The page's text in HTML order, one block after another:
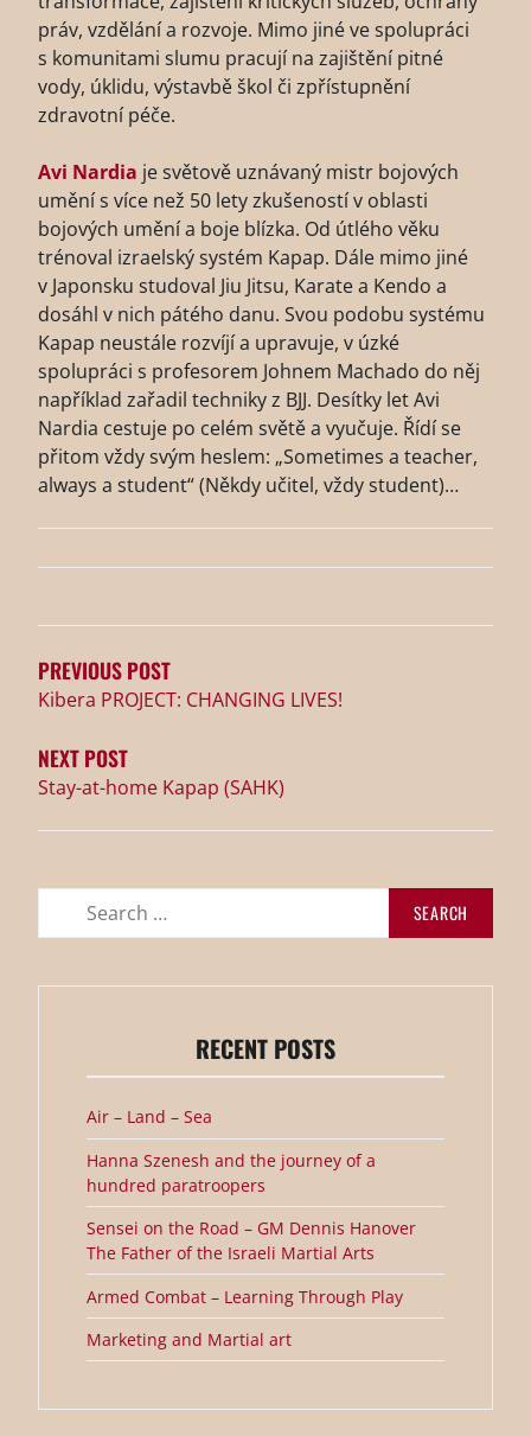
práv, vzdělání a rozvoje. Mimo jiné ve spolupráci
s komunitami slumu pracují na zajištění pitné
vody, úklidu, výstavbě škol či zpřístupnění
zdravotní péče.
Avi Nardia je světově uznávaný mistr bojových
umění s více než 50 lety zkušeností v oblasti
bojových umění a boje blízka. Od útlého věku
trénoval izraelský systém Kapap. Dále mimo jiné
v Japonsku studoval Jiu Jitsu, Karate a Kendo a
dosáhl v nich pátého danu. Svou podobu systému
Kapap neustále rozvíjí a upravuje, v úzké
spolupráci s profesorem Johnem Machado do něj
například zařadil techniky z BJJ. Desítky let Avi
Nardia cestuje po celém světě a vyučuje. Řídí se
přitom vždy svým heslem: „Sometimes a teacher,
always a student“ (Někdy učitel, vždy student)…
NAVIGATION
PREVIOUS POST
Kibera PROJECT: CHANGING LIVES!
NEXT POST
Stay-at-home Kapap (SAHK)
RECENT POSTS
Air – Land – Sea
Hanna Szenesh and the journey of a
hundred paratroopers
Sensei on the Road – GM Dennis Hanover
The Father of the Israeli Martial Arts
Armed Combat – Learning Through Play
Marketing and Martial art